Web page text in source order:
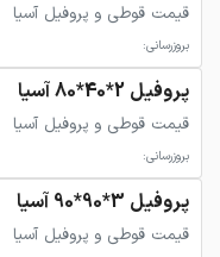
قیمت قوطی و پروفیل آسیا
بروزرسانی:
پروفیل 2*40*80 آسیا
قیمت قوطی و پروفیل آسیا
بروزرسانی:
پروفیل 3*90*90 آسیا
قیمت قوطی و پروفیل آسیا